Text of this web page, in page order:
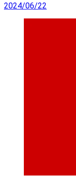
2024/06/22